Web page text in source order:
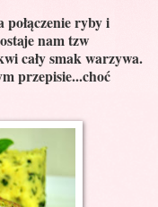
ryby i
nam tzw
cały smak warzywa.
przepisie...choć